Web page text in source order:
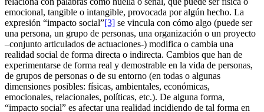
emocional, tangible o intangible, provocada por algún hecho. La
expresión “impacto social”[3] se vincula con cómo algo (puede ser
una persona, un grupo de personas, una organización o un proyecto
–conjunto articulados de actuaciones-) modifica o cambia una
realidad social de forma directa o indirecta. Cambios que han de
experimentarse de forma real y demostrable en la vida de personas,
de grupos de personas o de su entorno (en todas o algunas
dimensiones posibles: físicas, ambientales, económicas,
emocionales, relacionales, políticas, etc.). De alguna forma,
“impacto social” es afectar una realidad incidiendo de tal forma en